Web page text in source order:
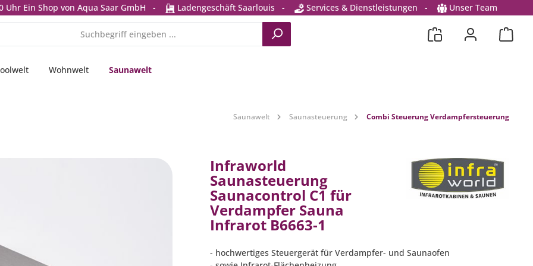
Uhr Ein Shop von Aqua Saar GmbH - Ladengeschäft Saarlouis - Services & Dienstleistungen - Unser Team
Wohnwelt Saunawelt
Saunawelt Saunasteuerung Combi Steuerung Verdampfersteuerung
Infraworld
Saunasteuerung
Saunacontrol C1 für
Verdampfer Sauna
Infrarot B6663-1
- hochwertiges Steuergerät für Verdampfer- und Saunaofen